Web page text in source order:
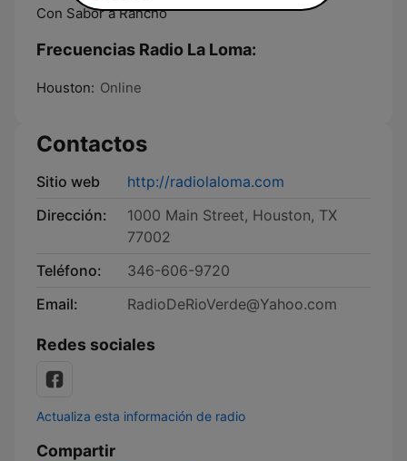
Con Sabor a Rancho
Frecuencias Radio La Loma:
Houston: Online
Contactos
Sitio web
http://radiolaloma.com
Dirección:
1000 Main Street, Houston, TX
77002
Teléfono:
346-606-9720
Email:
RadioDeRioVerde@Yahoo.com
Redes sociales
Actualiza esta información de radio
Compartir